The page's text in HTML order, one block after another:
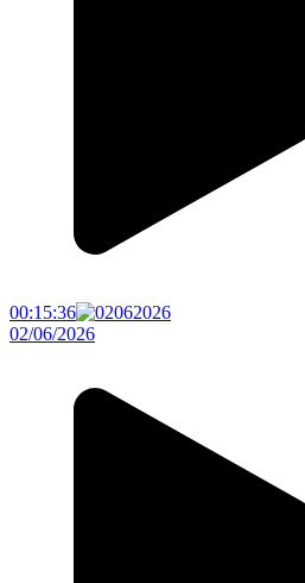
00:15:36
02/06/2026